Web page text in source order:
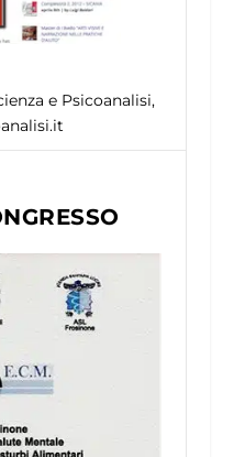
e Psicoanalisi,